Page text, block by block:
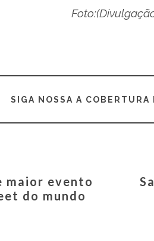
SIGA NOSSA A
maior evento
do mundo